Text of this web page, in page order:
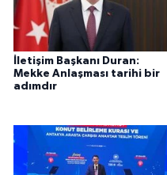
İletişim Başkanı Duran:
Mekke Anlaşması tarihi bir
adımdır